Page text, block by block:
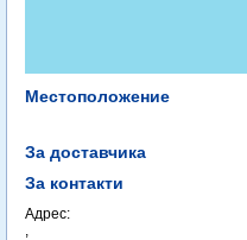
Местоположение
За доставчика
За контакти
Адрес:
,